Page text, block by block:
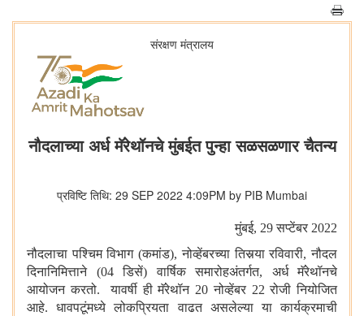
संरक्षण मंत्रालय
नौदलाच्या अर्ध मॅरेथॉनचे मुंबईत पुन्हा सळसळणार चैतन्य
प्रविष्टि तिथि: 29 SEP 2022 4:09PM by PIB Mumbai
मुंबई, 29 सप्टेंबर 2022
नौदलाचा पश्चिम विभाग (कमांड),नोव्हेंबरच्या तिसर्‍या रविवारी,नौदल
दिनानिमित्ताने (04 डिसें) वार्षिक समारोहअंतर्गत, अर्ध मॅरेथॉनचे
आयोजन करतो. यावर्षी ही मॅरेथॉन 20 नोव्हेंबर 22 रोजी नियोजित
आहे. धावपटूंमध्ये लोकप्रियता वाढत असलेल्या या कार्यक्रमाची